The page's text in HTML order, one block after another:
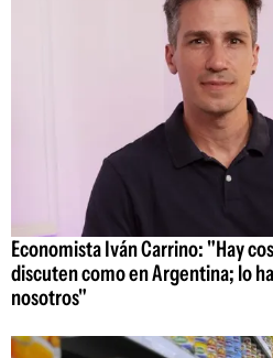
Economista Iván Carrino: "Hay
discuten como en Argentina; lo
nosotros"